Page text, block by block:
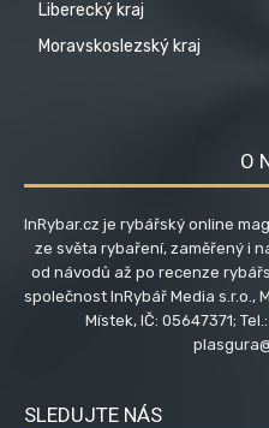
Liberecký kraj
Moravskoslezský kraj
O
InRybar.cz je rybářský online
ze světa rybaření, zaměřený i
od návodů až po recenze
společnost InRybář Media s.r.o.,
Místek, IČ: 05647371;
SLEDUJTE NÁS